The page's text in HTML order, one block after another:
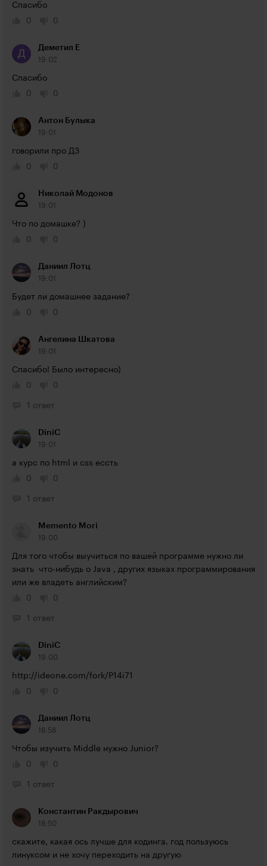
Спасибо
0
0
Деметил Е
19:02
Спасибо
0
0
Антон Булыка
19:01
говорили про ДЗ
0
0
Николай Модонов
19:01
Что по домашке? )
0
0
Даниил Лотц
19:01
Будет ли домашнее задание?
0
0
Ангелина Шкатова
19:01
Спасибо! Было интересно)
0
0
1 ответ
DiniC
19:01
а курс по html и css ессть
0
0
1 ответ
Memento Mori
19:00
Для того чтобы выучиться по вашей программе нужно ли
знать  что-нибудь о Java , других языках программирования
или же владеть английским?
0
0
1 ответ
DiniC
19:00
http://ideone.com/fork/P14i71
0
0
Даниил Лотц
18:58
Чтобы изучить Middle нужно Junior?
0
0
1 ответ
Константин Ракдырович
18:50
скажите, какая ось лучше для кодинга. год пользуюсь
линуксом и не хочу переходить на другую